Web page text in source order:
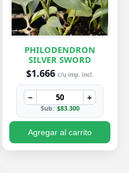
PHILODENDRON
SILVER SWORD
$1.666 c/u imp. incl.
− +
Sub: $83.300
Agregar al carrito